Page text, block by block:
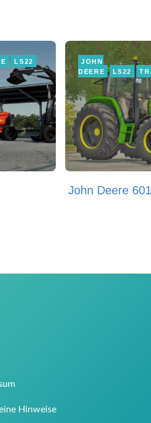
LS22
JOHN
DEERE
LS22
John Deere
Hinweise